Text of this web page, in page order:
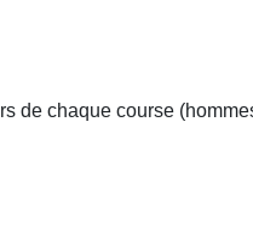
de chaque course